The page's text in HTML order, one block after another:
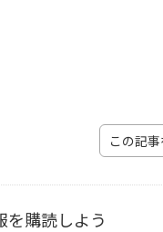
この記
を購読しよう